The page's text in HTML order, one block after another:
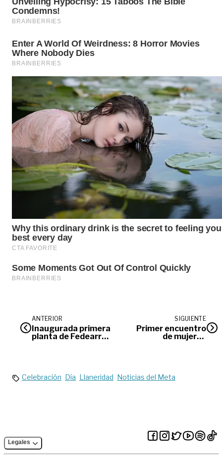
ANTERIOR
Inaugurada primera
planta de Fedearroz
SIGUIENTE
Primer encuentro
de mujeres
Celebración Día Llaneridad Noticias del Meta
Legales